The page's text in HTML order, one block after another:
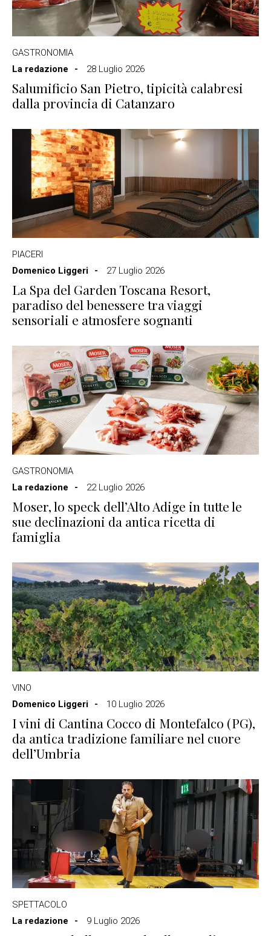
GASTRONOMIA
La redazione
28 Luglio 2026
Salumificio San Pietro, tipicità calabresi
dalla provincia di Catanzaro
PIACERI
Domenico Liggeri
27 Luglio 2026
La Spa del Garden Toscana Resort,
paradiso del benessere tra viaggi
sensoriali e atmosfere sognanti
GASTRONOMIA
La redazione
22 Luglio 2026
Moser, lo speck dell’Alto Adige in tutte le
sue declinazioni da antica ricetta di
famiglia
VINO
Domenico Liggeri
10 Luglio 2026
I vini di Cantina Cocco di Montefalco (PG),
da antica tradizione familiare nel cuore
dell’Umbria
SPETTACOLO
La redazione
9 Luglio 2026